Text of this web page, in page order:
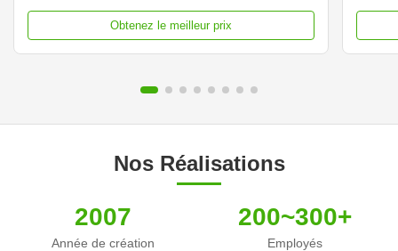
company manufacturing large capacity plastic shell
lithium iron phosphate battery in China. Our plastic
Obtenez le meilleur prix
Nos Réalisations
2007
Année de création
200~300+
Employés